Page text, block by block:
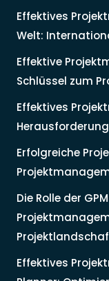
Effektives
Welt:
Effektive
Schlüssel zum
Effektives
Erfolgreiche
Die Rolle der
Effektives